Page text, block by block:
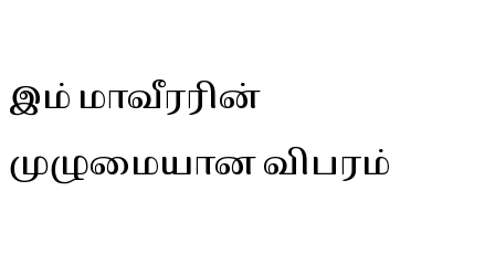
இம் மாவீரரின்
முழுமையான விபரம்